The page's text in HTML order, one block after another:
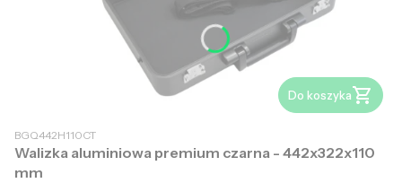
Do koszyka
BGQ442H110CT
Walizka aluminiowa premium czarna - 442x322x110
mm